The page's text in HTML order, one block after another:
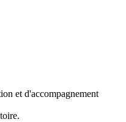
et d'accompagnement